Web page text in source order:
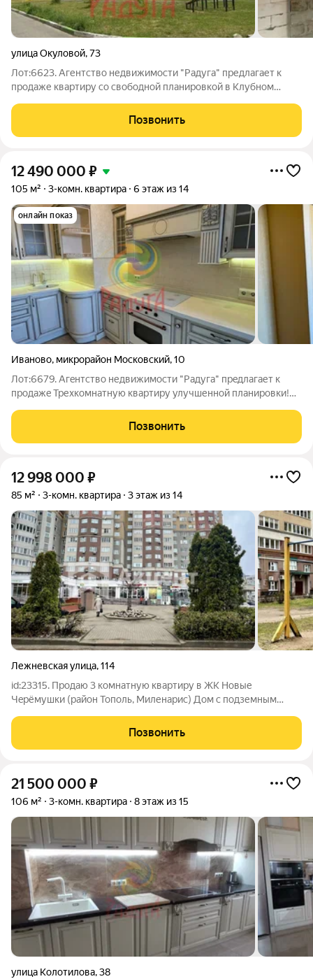
улица Окуловой,73
Лот:6623. Агентство недвижимости "Радуга" предлагает к
продаже квартиру со свободной планировкой в Клубном
Окуловой, дом 73. О комплексе: Закрытая территория Своя
котельная на территории Охрана
Позвонить
12 490 000 ₽
105 м² 3-комн. квартира 6 этаж из 14
онлайн показ
Иваново, микрорайон Московский,10
Лот:6679. Агeнтство недвижимocти "Радуга" прeдлагaет к
продaжe Трехкомнатную квартиру улучшенной планировки!
квартиры: Расположение на 6-ом этаже 14-ти этажного
кирпичного дома,
Позвонить
12 998 000 ₽
85 м² 3-комн. квартира 3 этаж из 14
Лежневская улица,114
id:23315. Продaю 3 комнaтную квaртиpу в ЖK Hoвыe
Чeрёмушки (район Тополь, Миленарис) Дом с подземным
строительства. Толстые стены, соседей не слышно, в отличие
от монолитных новостроек. Газовая крышная
Позвонить
21 500 000 ₽
106 м² 3-комн. квартира 8 этаж из 15
улица Колотилова,38